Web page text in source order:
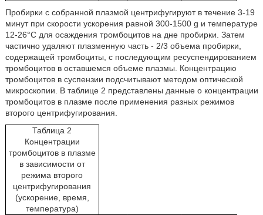
Пробирки с собранной плазмой центрифугируют в течение 3-19
минут при скорости ускорения равной 300-1500 g и температуре
12-26°C для осаждения тромбоцитов на дне пробирки. Затем
частично удаляют плазменную часть - 2/3 объема пробирки,
содержащей тромбоциты, с последующим ресуспендированием
тромбоцитов в оставшемся объеме плазмы. Концентрацию
тромбоцитов в суспензии подсчитывают методом оптической
микроскопии. В таблице 2 представлены данные о концентрации
тромбоцитов в плазме после применения разных режимов
второго центрифугирования.
Таблица 2
Концентрации
тромбоцитов в плазме
в зависимости от
режима второго
центрифугирования
(ускорение, время,
температура)